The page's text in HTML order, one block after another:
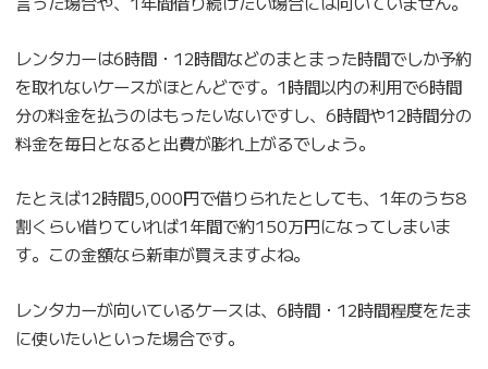
レンタカーは6時間・12時間などのまとまった時間でしか予約
を取れないケースがほとんどです。1時間以内の利用で6時間
分の料金を払うのはもったいないですし、6時間や12時間分の
料金を毎日となると出費が膨れ上がるでしょう。
たとえば12時間5,000円で借りられたとしても、1年のうち8
割くらい借りていれば1年間で約150万円になってしまいま
す。この金額なら新車が買えますよね。
レンタカーが向いているケースは、6時間・12時間程度をたま
に使いたいといった場合です。